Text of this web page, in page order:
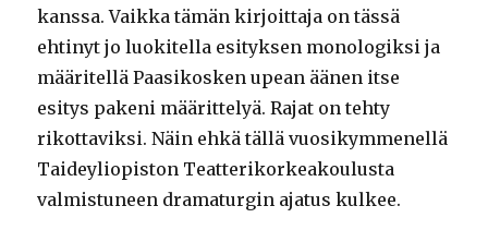
kanssa. Vaikka tämän kirjoittaja on tässä
ehtinyt jo luokitella esityksen monologiksi ja
määritellä Paasikosken upean äänen itse
esitys pakeni määrittelyä. Rajat on tehty
rikottaviksi. Näin ehkä tällä vuosikymmenellä
Taideyliopiston Teatterikorkeakoulusta
valmistuneen dramaturgin ajatus kulkee.